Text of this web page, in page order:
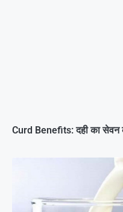
Curd Benefits: दही का सेवन